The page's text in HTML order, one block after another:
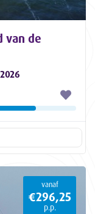
van de
vanaf
€296,25
p.p.